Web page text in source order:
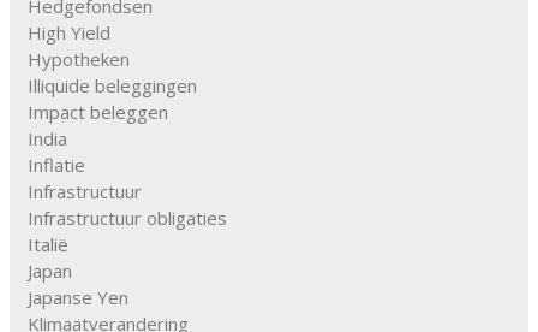
Hedgefondsen
High Yield
Hypotheken
Illiquide beleggingen
Impact beleggen
India
Inflatie
Infrastructuur
Infrastructuur obligaties
Italië
Japan
Japanse Yen
Klimaatverandering